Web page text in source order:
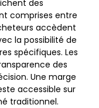
des
comprises entre
accèdent
la possibilité de
spécifiques. Les
des
Une marge
accessible sur
traditionnel.